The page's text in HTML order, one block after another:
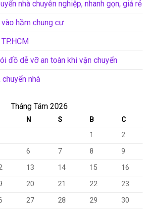
nhà chuyên nghiệp, nhanh gọn, giá rẻ
hầm chung cư
đồ dễ vỡ an toàn khi vận chuyển
chuyển nhà
Tháng Tám 2026
N S B
C
1
2
6 7 8
9
13 14 15
16
20 21 22
23
27 28 29
30